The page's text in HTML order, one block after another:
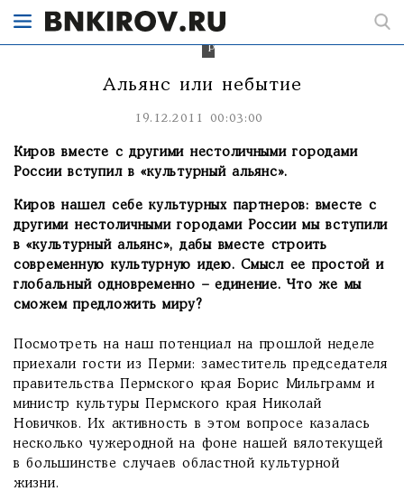
в
раздумьях.
Альянс или небытие
19.12.2011 00:03:00
Киров вместе с другими нестоличными городами
России вступил в «культурный альянс».
Киров нашел себе культурных партнеров: вместе с
другими нестоличными городами России мы вступили
в «культурный альянс», дабы вместе строить
современную культурную идею. Смысл ее простой и
глобальный одновременно – единение. Что же мы
сможем предложить миру?
Посмотреть на наш потенциал на прошлой неделе
приехали гости из Перми: заместитель председателя
правительства Пермского края Борис Мильграмм и
министр культуры Пермского края Николай
Новичков. Их активность в этом вопросе казалась
несколько чужеродной на фоне нашей вялотекущей
в большинстве случаев областной культурной
жизни.